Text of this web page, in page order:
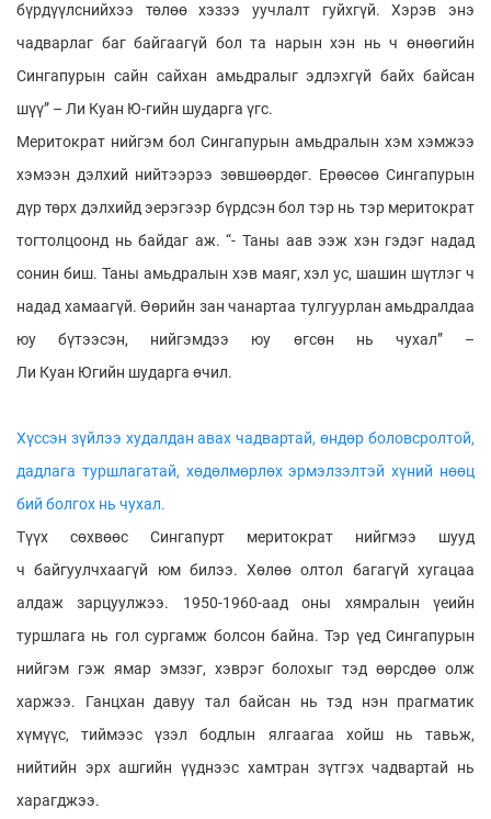
бүрдүүлснийхээ төлөө хэзээ уучлалт гуйхгүй. Хэрэв энэ
чадварлаг баг байгаагүй бол та нарын хэн нь ч өнөөгийн
Сингапурын сайн сайхан амьдралыг эдлэхгүй байх байсан
шүү” – Ли Куан Ю-гийн шударга үгс.
Меритократ нийгэм бол Сингапурын амьдралын хэм хэмжээ
хэмээн дэлхий нийтээрээ зөвшөөрдөг. Ерөөсөө Сингапурын
дүр төрх дэлхийд эерэгээр бүрдсэн бол тэр нь тэр меритократ
тогтолцоонд нь байдаг аж. “- Таны аав ээж хэн гэдэг надад
сонин биш. Таны амьдралын хэв маяг, хэл ус, шашин шүтлэг ч
надад хамаагүй. Өөрийн зан чанартаа тулгуурлан амьдралдаа
юу бүтээсэн, нийгэмдээ юу өгсөн нь чухал” –
Ли Куан Югийн шударга өчил.
Хүссэн зүйлээ худалдан авах чадвартай, өндөр боловсролтой,
дадлага туршлагатай, хөдөлмөрлөх эрмэлзэлтэй хүний нөөц
бий болгох нь чухал.
Түүх сөхвөөс Сингапурт меритократ нийгмээ шууд
ч байгуулчхаагүй юм билээ. Хөлөө олтол багагүй хугацаа
алдаж зарцуулжээ. 1950-1960-аад оны хямралын үеийн
туршлага нь гол сургамж болсон байна. Тэр үед Сингапурын
нийгэм гэж ямар эмзэг, хэврэг болохыг тэд өөрсдөө олж
харжээ. Ганцхан давуу тал байсан нь тэд нэн прагматик
хүмүүс, тиймээс үзэл бодлын ялгаагаа хойш нь тавьж,
нийтийн эрх ашгийн үүднээс хамтран зүтгэх чадвартай нь
харагджээ.